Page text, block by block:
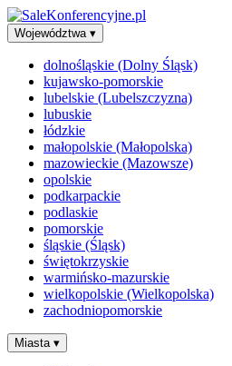
Województwa ▾
dolnośląskie (Dolny Śląsk)
kujawsko-pomorskie
lubelskie (Lubelszczyzna)
lubuskie
łódzkie
małopolskie (Małopolska)
mazowieckie (Mazowsze)
opolskie
podkarpackie
podlaskie
pomorskie
śląskie (Śląsk)
świętokrzyskie
warmińsko-mazurskie
wielkopolskie (Wielkopolska)
zachodniopomorskie
Miasta ▾